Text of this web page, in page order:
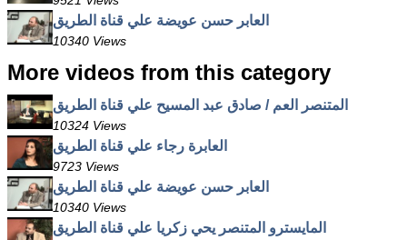
العابر حسن عويضة علي قناة الطريق
10340 Views
More videos from this category
المتنصر العم / صادق عبد المسيح علي قناة الطريق
10324 Views
العابرة رجاء علي قناة الطريق
9723 Views
العابر حسن عويضة علي قناة الطريق
10340 Views
المايسترو المتنصر يحي زكريا علي قناة الطريق